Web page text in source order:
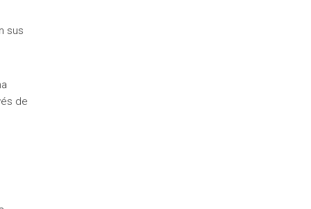
sus
de